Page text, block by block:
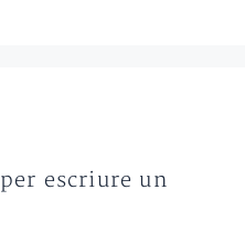
per escriure un